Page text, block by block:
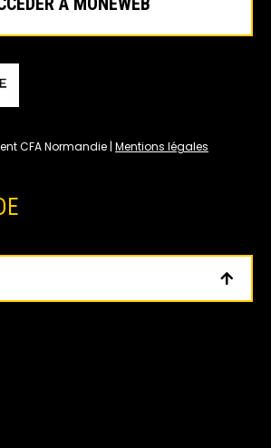
CFA Normandie | Mentions légales